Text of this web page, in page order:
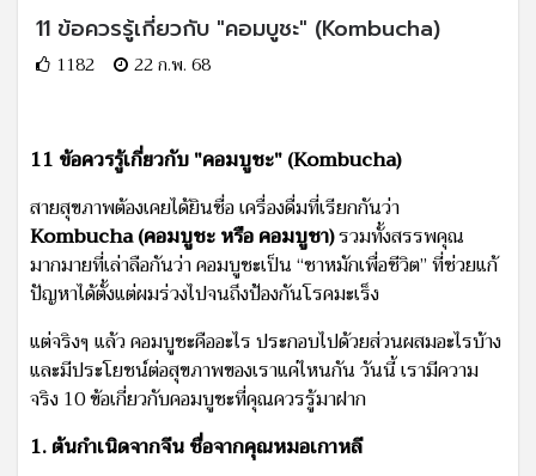
11 ข้อควรรู้เกี่ยวกับ "คอมบูชะ" (Kombucha)
1182 22 ก.พ. 68
11 ข้อควรรู้เกี่ยวกับ "คอมบูชะ" (Kombucha)
สายสุขภาพต้องเคยได้ยินชื่อ เครื่องดื่มที่เรียกกันว่า
Kombucha (คอมบูชะ หรือ คอมบูชา)รวมทั้งสรรพคุณ
มากมายที่เล่าลือกันว่า คอมบูชะเป็น “ชาหมักเพื่อชีวิต” ที่ช่วยแก้
ปัญหาได้ตั้งแต่ผมร่วงไปจนถึงป้องกันโรคมะเร็ง
แต่จริงๆ แล้ว คอมบูชะคืออะไร ประกอบไปด้วยส่วนผสมอะไรบ้าง
และมีประโยชน์ต่อสุขภาพของเราแค่ไหนกัน วันนี้ เรามีความ
จริง 10 ข้อเกี่ยวกับคอมบูชะที่คุณควรรู้มาฝาก
1. ต้นกำเนิดจากจีน ชื่อจากคุณหมอเกาหลี